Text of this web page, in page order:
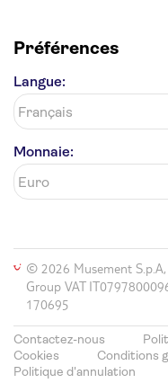
Préférences
Langue:
Monnaie:
© 2026 Musement
Group VAT
170695
Contactez-nous
Cookies
Conditions
Politique d'annulation